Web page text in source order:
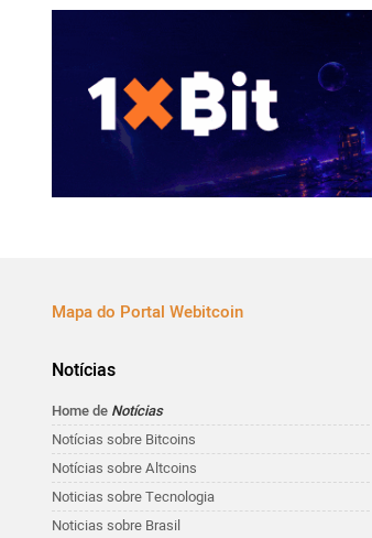
Mapa do Portal Webitcoin
Notícias
Home de Notícias
Notícias sobre Bitcoins
Notícias sobre Altcoins
Noticias sobre Tecnologia
Noticias sobre Brasil